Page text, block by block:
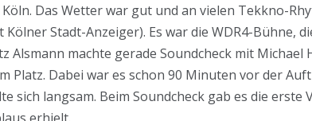
Das Wetter war gut und an vielen Tekkno-
Stadt-Anzeiger). Es war die WDR4-Bühne,
Alsmann machte gerade Soundcheck mit Michael
Platz. Dabei war es schon 90 Minuten vor der
sich langsam. Beim Soundcheck gab es die erste
erhielt.